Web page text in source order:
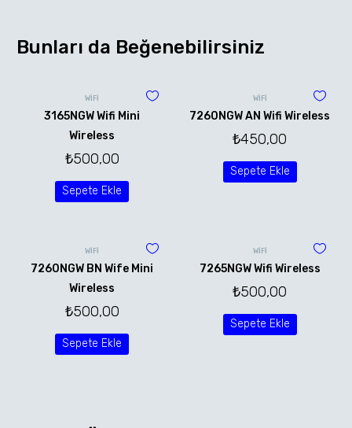
Bunları da Beğenebilirsiniz
WİFİ
3165NGW Wifi Mini
Wireless
₺500,00
Sepete Ekle
WİFİ
7260NGW AN Wifi Wireless
₺450,00
Sepete Ekle
WİFİ
7260NGW BN Wife Mini
Wireless
₺500,00
Sepete Ekle
WİFİ
7265NGW Wifi Wireless
₺500,00
Sepete Ekle